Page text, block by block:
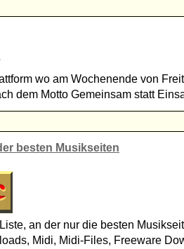
wo am Wochenende von
dem Motto Gemeinsam statt
besten Musikseiten
an der nur die besten
Midi, Midi-Files, Freeware